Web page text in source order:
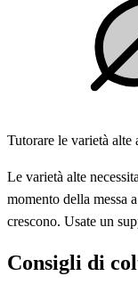
Tutorare le varietà alte
Le varietà alte
momento della messa
crescono. Usate un
Consigli di